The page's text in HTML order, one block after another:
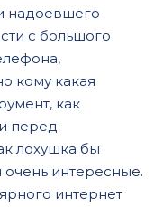
надоевшего
с большого
кому какая
как
перед
лохушка бы
интересные.
интернет